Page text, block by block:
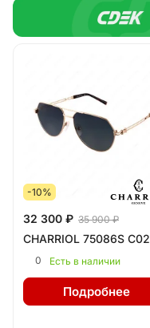
-10%
32 300 ₽ 35 900 ₽
CHARRIOL 75086S C02
0 Есть в наличии
Подробнее